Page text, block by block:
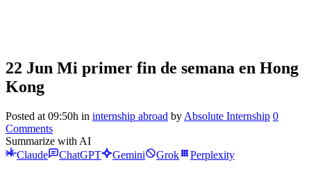
22 Jun Mi primer fin de semana en Hong
Kong
Posted at 09:50h in internship abroad by Absolute Internship 0
Comments
Summarize with AI
Claude
ChatGPT Gemini Grok Perplexity